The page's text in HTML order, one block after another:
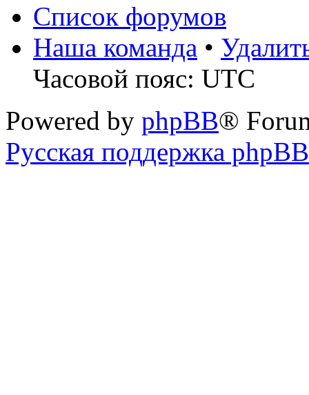
Список форумов
Наша команда •
Часовой пояс: UTC
Powered by phpBB®
Русская поддержка phpBB